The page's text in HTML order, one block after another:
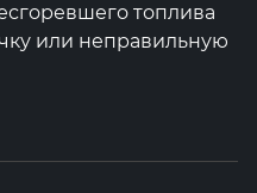
топлива
или неправильную